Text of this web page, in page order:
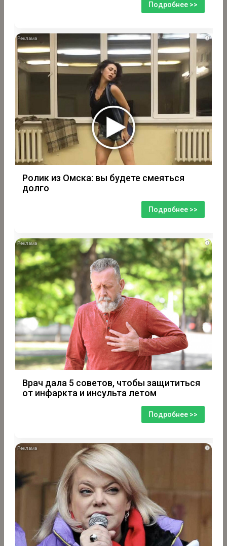
Подробнее >>
i
Ролик из Омска: вы будете смеяться
долго
Подробнее >>
i
Врач дала 5 советов, чтобы защититься
от инфаркта и инсульта летом
Подробнее >>
i